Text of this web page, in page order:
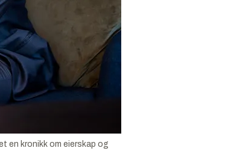
en kronikk om eierskap og